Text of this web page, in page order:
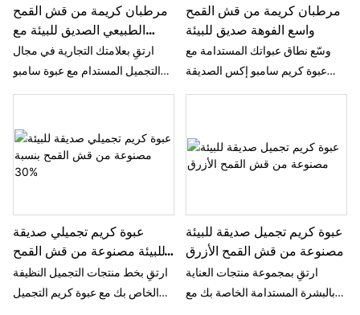
مرطبان كريمة من قش القمح
الطبيعي الصديق للبيئة مع
بطانة بيضاء
ارتقِ بعلامتك التجارية في مجال
التجميل المستدام مع عبوة سامبو
إكس الصديقة للبيئة المصنوعة من
الفوهة الواسعة، والمصنوعة من
مزيج مبتكر من قش القمح الطبيعي
بنسبة 30%، ببطانة داخلية بيضاء
بلون ترابي، مما يمزج بسلاسة بين
المسؤولية البيئية وحماية التركيبة
الممتازة للكريمات والبلسم وزبدة
الجسم العضوية.
مرطبان كريمة من قش القمح
واسع الفوهة صديق للبيئة
وسّع نطاق عبواتك المستدامة مع
عبوة كريم سامبو إكس الصديقة
للبيئة المصنوعة من قش القمح.
قش القمح الطبيعي بنسبة 30%،
ببطانة داخلية واقية متناسقة ولمسة
فائقًا للتركيبة ومظهرًا طبيعيًا جذابًا
لزبدة الجسم العضوية الفاخرة،
والمقشرات، وكريمات الوجه.
عبوة كريم تجميلي صديقة
للبيئة مصنوعة من قش القمح
بنسبة 30%
ارتقِ بخط منتجات التجميل النظيفة
الخاص بك مع عبوة كريم التجميل
عبوة كريم تجميل صديقة للبيئة
مصنوعة من قش القمح الأزرق
ارتقِ بمجموعة منتجات العناية
بالبشرة المستدامة الخاصة بك مع